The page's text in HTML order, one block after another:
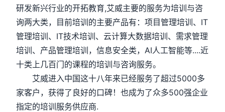
研发新兴行业的开拓教育,艾威主要的服务为培训与咨
询两大类，目前培训的主要产品有：项目管理培训、IT
管理培训、IT技术培训、云计算大数据培训、需求管理
培训、产品管理培训，信息安全类，AI人工智能等....近
十类上几百门的课程的培训与咨询服务。
艾威进入中国这十八年来已经服务了超过5000多
家客户，获得了良好的口碑！也成为了众多500强企业
指定的培训服务供应商.